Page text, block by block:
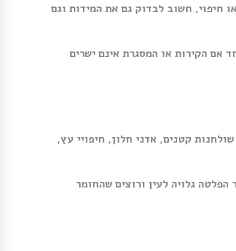
חיפוי, חשוב לבדוק גם את המידות וגם
אם הקירות או המסגרת אינם ישרים
קטנים, אדני חלון, חיפויי עץ,
גלויה לעין ורוצים שהחומר